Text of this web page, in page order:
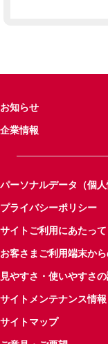
お知らせ
企業情報
パーソナルデータ（個
プライバシーポリシー
サイトご利用にあたって
お客さまご利用端末か
見やすさ・使いやすさ
サイトメンテナンス情報
サイトマップ